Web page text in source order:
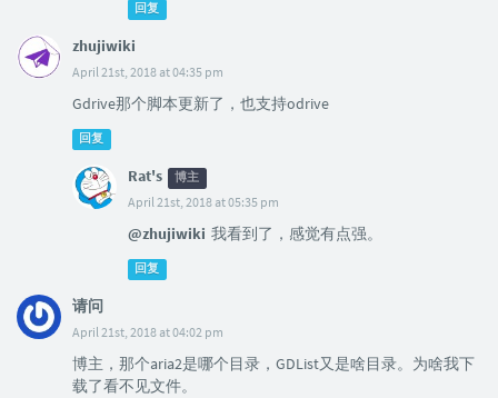
回复
zhujiwiki
April 21st, 2018 at 04:35 pm
Gdrive那个脚本更新了，也支持odrive
回复
Rat's 博主
April 21st, 2018 at 05:35 pm
@zhujiwiki 我看到了，感觉有点强。
回复
请问
April 21st, 2018 at 04:02 pm
博主，那个aria2是哪个目录，GDList又是啥目录。为啥我下
载了看不见文件。